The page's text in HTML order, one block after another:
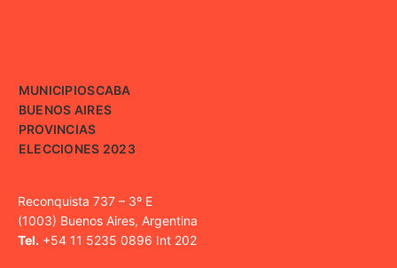
MUNICIPIOSCABA
BUENOS AIRES
PROVINCIAS
ELECCIONES 2023
Reconquista 737 – 3º E
(1003) Buenos Aires, Argentina
Tel. +54 11 5235 0896 Int 202